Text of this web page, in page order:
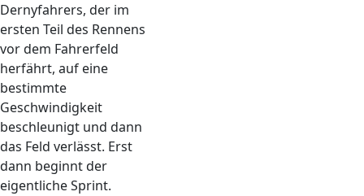
Dernyfahrers, der im
ersten Teil des Rennens
vor dem Fahrerfeld
herfährt, auf eine
bestimmte
Geschwindigkeit
beschleunigt und dann
das Feld verlässt. Erst
dann beginnt der
eigentliche Sprint.